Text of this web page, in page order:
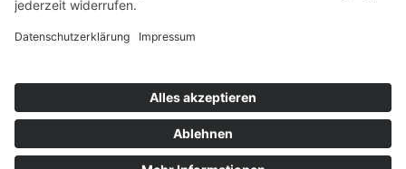
2009 - 2022 krieger-chiptuning.com |Impressum|